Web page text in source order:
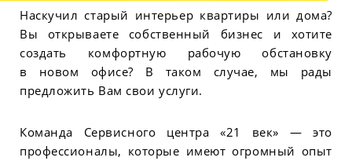
Наскучил старый интерьер квартиры или дома?
Вы открываете собственный бизнес и хотите
создать комфортную рабочую обстановку
в новом офисе? В таком случае, мы рады
предложить Вам свои услуги.
Команда Сервисного центра «21 век» — это
профессионалы, которые имеют огромный опыт